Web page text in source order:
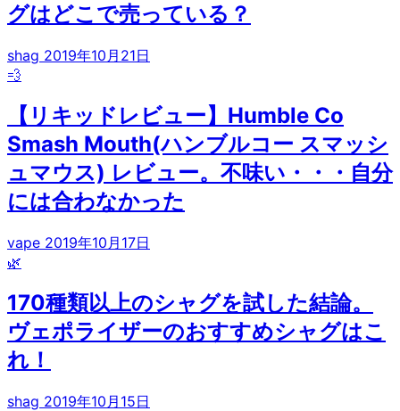
グはどこで売っている？
shag 2019年10月21日
💨
【リキッドレビュー】Humble Co
Smash Mouth(ハンブルコー スマッシ
ュマウス) レビュー。不味い・・・自分
には合わなかった
vape 2019年10月17日
🌿
170種類以上のシャグを試した結論。
ヴェポライザーのおすすめシャグはこ
れ！
shag 2019年10月15日